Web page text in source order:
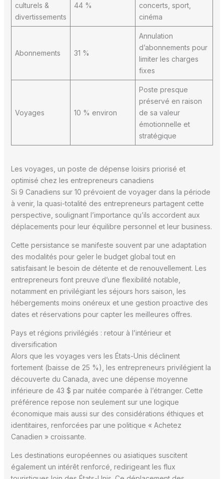
culturels &
divertissements
44 %
concerts, sport,
cinéma
Abonnements 31 %
Annulation
d’abonnements pour
limiter les charges
fixes
Voyages 10 % environ
Poste presque
préservé en raison
de sa valeur
émotionnelle et
stratégique
Les voyages, un poste de dépense loisirs priorisé et
optimisé chez les entrepreneurs canadiens
Si 9 Canadiens sur 10 prévoient de voyager dans la période
à venir, la quasi-totalité des entrepreneurs partagent cette
perspective, soulignant l’importance qu’ils accordent aux
déplacements pour leur équilibre personnel et leur business.
Cette persistance se manifeste souvent par une adaptation
des modalités pour geler le budget global tout en
satisfaisant le besoin de détente et de renouvellement. Les
entrepreneurs font preuve d’une flexibilité notable,
notamment en privilégiant les séjours hors saison, les
hébergements moins onéreux et une gestion proactive des
dates et réservations pour capter les meilleures offres.
Pays et régions privilégiés : retour à l’intérieur et
diversification
Alors que les voyages vers les États-Unis déclinent
fortement (baisse de 25 %), les entrepreneurs privilégient la
découverte du Canada, avec une dépense moyenne
inférieure de 43 $ par nuitée comparée à l’étranger. Cette
préférence repose non seulement sur une logique
économique mais aussi sur des considérations éthiques et
identitaires, renforcées par une politique « Achetez
Canadien » croissante.
Les destinations européennes ou asiatiques suscitent
également un intérêt renforcé, redirigeant les flux